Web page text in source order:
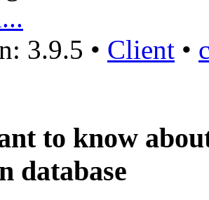
3.9.5 • Client •
to know
database